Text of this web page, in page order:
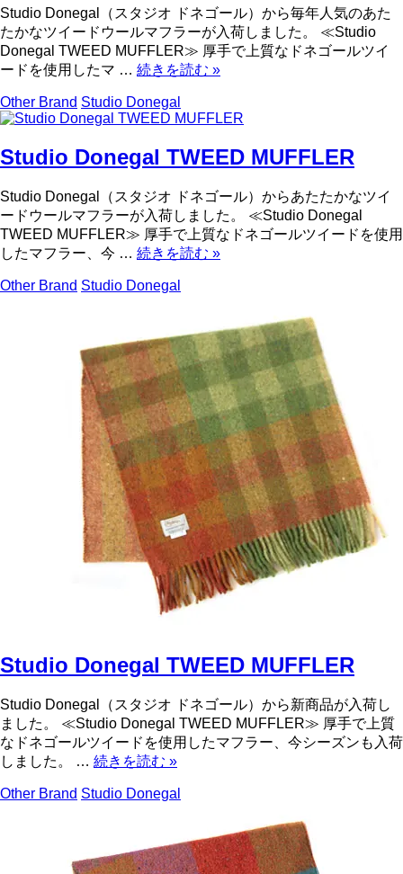
Studio Donegal（スタジオ ドネゴール）から毎年人気のあた
たかなツイードウールマフラーが入荷しました。 ≪Studio
Donegal TWEED MUFFLER≫ 厚手で上質なドネゴールツイ
ードを使用したマ … 続きを読む »
Other Brand Studio Donegal
Studio Donegal TWEED MUFFLER
Studio Donegal（スタジオ ドネゴール）からあたたかなツイ
ードウールマフラーが入荷しました。 ≪Studio Donegal
TWEED MUFFLER≫ 厚手で上質なドネゴールツイードを使用
したマフラー、今 … 続きを読む »
Other Brand Studio Donegal
Studio Donegal TWEED MUFFLER
Studio Donegal（スタジオ ドネゴール）から新商品が入荷し
ました。 ≪Studio Donegal TWEED MUFFLER≫ 厚手で上質
なドネゴールツイードを使用したマフラー、今シーズンも入荷
しました。 … 続きを読む »
Other Brand Studio Donegal